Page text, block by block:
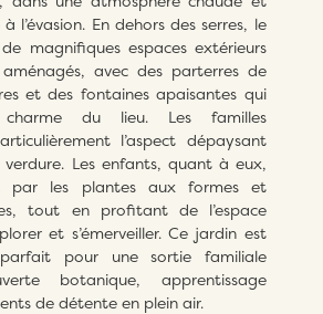
l’évasion. En dehors des serres, le
magnifiques espaces extérieurs
aménagés, avec des parterres de
et des fontaines apaisantes qui
du lieu. Les familles
l’aspect dépaysant
Les enfants, quant à eux,
par les plantes aux formes et
tout en profitant de l’espace
et s’émerveiller. Ce jardin est
parfait pour une sortie familiale
botanique, apprentissage
de détente en plein air.